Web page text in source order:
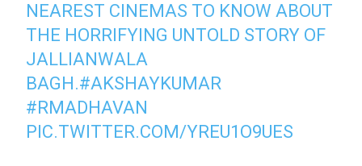
NEAREST CINEMAS TO KNOW ABOUT
THE HORRIFYING UNTOLD STORY OF
JALLIANWALA
BAGH.#AKSHAYKUMAR
#RMADHAVAN
PIC.TWITTER.COM/YREU1O9UES